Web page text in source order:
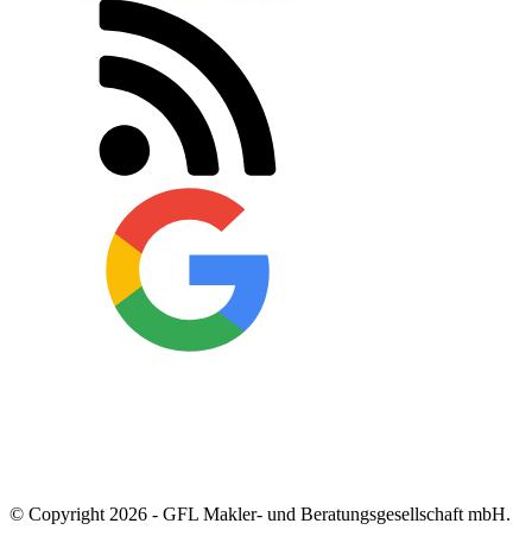
© Copyright 2026 - GFL Makler- und Beratungsgesellschaft mbH.